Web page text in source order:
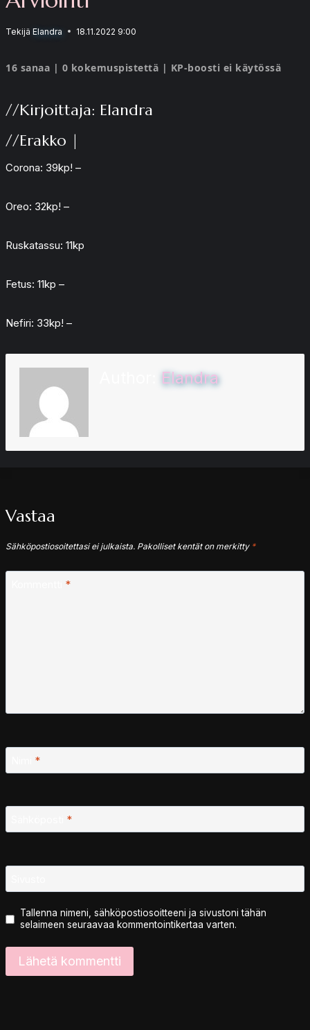
Tekijä Elandra 18.11.2022 9:00
16 sanaa | 0 kokemuspistettä | KP-boosti ei käytössä
//Kirjoittaja: Elandra
//Erakko |
Corona: 39kp! –
Oreo: 32kp! –
Ruskatassu: 11kp
Fetus: 11kp –
Nefiri: 33kp! –
Elandra
Vastaa
Sähköpostiosoitettasi ei julkaista. Pakolliset kentät on merkitty *
*
*
*
Tallenna nimeni, sähköpostiosoitteeni ja sivustoni tähän
selaimeen seuraavaa kommentointikertaa varten.